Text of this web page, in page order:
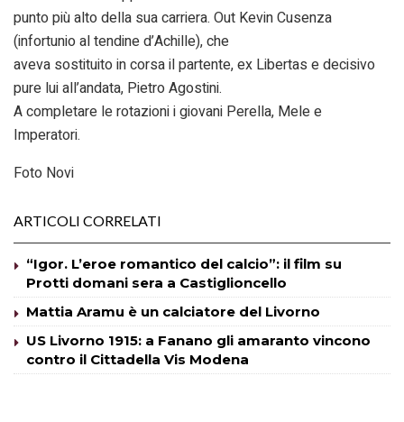
punto più alto della sua carriera. Out Kevin Cusenza
(infortunio al tendine d’Achille), che
aveva sostituito in corsa il partente, ex Libertas e decisivo
pure lui all’andata, Pietro Agostini.
A completare le rotazioni i giovani Perella, Mele e
Imperatori.
Foto Novi
ARTICOLI CORRELATI
“Igor. L’eroe romantico del calcio”: il film su
Protti domani sera a Castiglioncello
Mattia Aramu è un calciatore del Livorno
US Livorno 1915: a Fanano gli amaranto vincono
contro il Cittadella Vis Modena